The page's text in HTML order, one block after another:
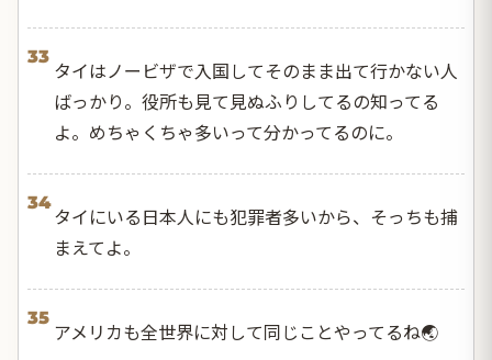
33
タイはノービザで入国してそのまま出て行かない人
ばっかり。役所も見て見ぬふりしてるの知ってる
よ。めちゃくちゃ多いって分かってるのに。
34
タイにいる日本人にも犯罪者多いから、そっちも捕
まえてよ。
35
アメリカも全世界に対して同じことやってるね🌏